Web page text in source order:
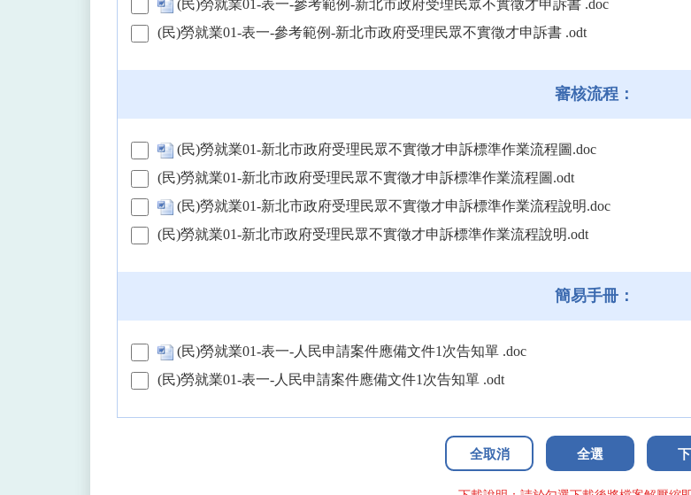
(民)勞就業01-表一-參考範例-新北市政府受理民眾不實徵才申訴書 .doc
(民)勞就業01-表一-參考範例-新北市政府受理民眾不實徵才申訴書 .odt
審核流程：
(民)勞就業01-新北市政府受理民眾不實徵才申訴標準作業流程圖.doc
(民)勞就業01-新北市政府受理民眾不實徵才申訴標準作業流程圖.odt
(民)勞就業01-新北市政府受理民眾不實徵才申訴標準作業流程說明.doc
(民)勞就業01-新北市政府受理民眾不實徵才申訴標準作業流程說明.odt
簡易手冊：
(民)勞就業01-表一-人民申請案件應備文件1次告知單 .doc
(民)勞就業01-表一-人民申請案件應備文件1次告知單 .odt
全取消 全選